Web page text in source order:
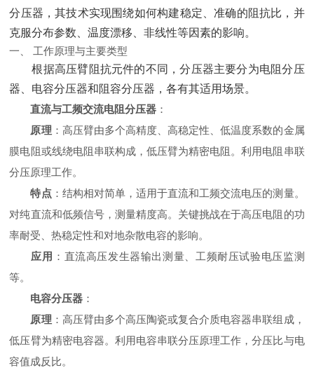
分压器，其技术实现围绕如何构建稳定、准确的阻抗比，并
克服分布参数、温度漂移、非线性等因素的影响。
一、 工作原理与主要类型
根据高压臂阻抗元件的不同，分压器主要分为电阻分压
器、电容分压器和阻容分压器，各有其适用场景。
直流与工频交流电阻分压器 ‌：
原理 ‌：高压臂由多个高精度、高稳定性、低温度系数的金属
膜电阻或线绕电阻串联构成，低压臂为精密电阻。利用电阻串联
分压原理工作。
特点‌：结构相对简单，适用于直流和工频交流电压的测量。
对纯直流和低频信号，测量精度高。关键挑战在于高压电阻的功
率耐受、热稳定性和对地杂散电容的影响。
应用 ‌：直流高压发生器输出测量、工频耐压试验电压监测
等。
电容分压器 ‌：
原理 ‌：高压臂由多个高压陶瓷或复合介质电容器串联组成，
低压臂为精密电容器。利用电容串联分压原理工作，分压比与电
容值成反比。